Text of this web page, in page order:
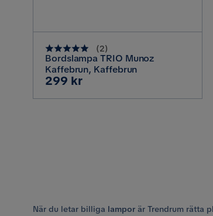
(2)
Bordslampa TRIO Munoz
Kaffebrun, Kaffebrun
Pris
299 kr
När du letar billiga lampor är Trendrum rätta